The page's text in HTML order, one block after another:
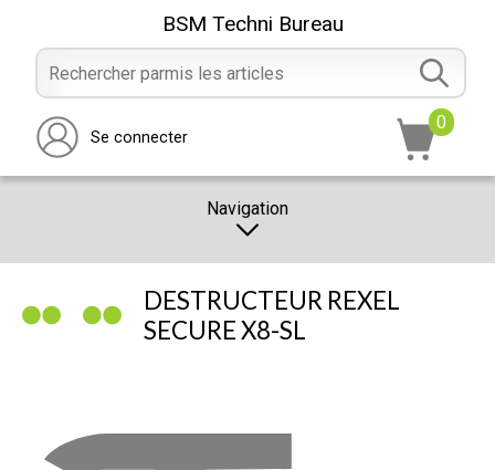
BSM Techni Bureau
Se connecter
0
Navigation
PROMOTION
DESTRUCTEUR REXEL
SECURE X8-SL